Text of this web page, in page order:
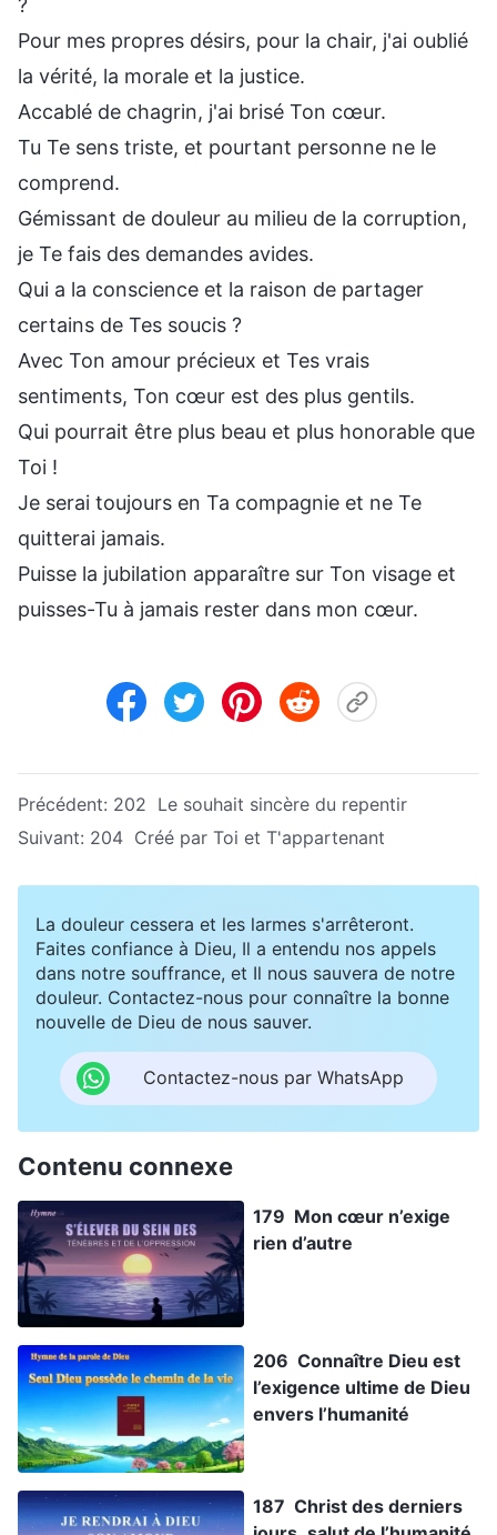
Pour mes propres désirs, pour la chair, j'ai oublié
la vérité, la morale et la justice.
Accablé de chagrin, j'ai brisé Ton cœur.
Tu Te sens triste, et pourtant personne ne le
comprend.
Gémissant de douleur au milieu de la corruption,
je Te fais des demandes avides.
Qui a la conscience et la raison de partager
certains de Tes soucis ?
Avec Ton amour précieux et Tes vrais
sentiments, Ton cœur est des plus gentils.
Qui pourrait être plus beau et plus honorable que
Toi !
Je serai toujours en Ta compagnie et ne Te
quitterai jamais.
Puisse la jubilation apparaître sur Ton visage et
puisses-Tu à jamais rester dans mon cœur.
Précédent: 202 Le souhait sincère du repentir
Suivant: 204 Créé par Toi et T'appartenant
La douleur cessera et les larmes s'arrêteront.
Faites confiance à Dieu, Il a entendu nos appels
dans notre souffrance, et Il nous sauvera de notre
douleur. Contactez-nous pour connaître la bonne
nouvelle de Dieu de nous sauver.
Contactez-nous par WhatsApp
Contenu connexe
179 Mon cœur n’exige
rien d’autre
206 Connaître Dieu est
l’exigence ultime de Dieu
envers l’humanité
187 Christ des derniers